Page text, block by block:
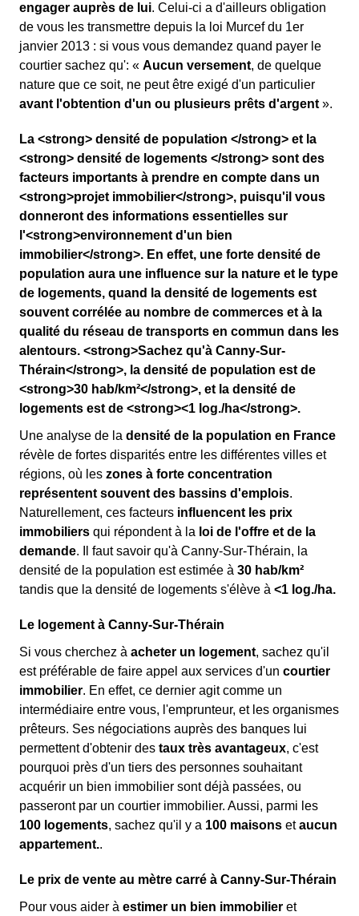
engager auprès de lui. Celui-ci a d'ailleurs obligation
de vous les transmettre depuis la loi Murcef du 1er
janvier 2013 : si vous vous demandez quand payer le
courtier sachez qu': « Aucun versement, de quelque
nature que ce soit, ne peut être exigé d'un particulier
avant l'obtention d'un ou plusieurs prêts d'argent ».
La <strong> densité de population </strong> et la
<strong> densité de logements </strong> sont des
facteurs importants à prendre en compte dans un
<strong>projet immobilier</strong>, puisqu'il vous
donneront des informations essentielles sur
l'<strong>environnement d'un bien
immobilier</strong>. En effet, une forte densité de
population aura une influence sur la nature et le type
de logements, quand la densité de logements est
souvent corrélée au nombre de commerces et à la
qualité du réseau de transports en commun dans les
alentours. <strong>Sachez qu'à Canny-Sur-
Thérain</strong>, la densité de population est de
<strong>30 hab/km²</strong>, et la densité de
logements est de <strong><1 log./ha</strong>.
Une analyse de la densité de la population en France
révèle de fortes disparités entre les différentes villes et
régions, où les zones à forte concentration
représentent souvent des bassins d'emplois.
Naturellement, ces facteurs influencent les prix
immobiliers qui répondent à la loi de l'offre et de la
demande. Il faut savoir qu'à Canny-Sur-Thérain, la
densité de la population est estimée à 30 hab/km²
tandis que la densité de logements s'élève à <1 log./ha.
Le logement à Canny-Sur-Thérain
Si vous cherchez à acheter un logement, sachez qu'il
est préférable de faire appel aux services d'un courtier
immobilier. En effet, ce dernier agit comme un
intermédiaire entre vous, l'emprunteur, et les organismes
prêteurs. Ses négociations auprès des banques lui
permettent d'obtenir des taux très avantageux, c'est
pourquoi près d'un tiers des personnes souhaitant
acquérir un bien immobilier sont déjà passées, ou
passeront par un courtier immobilier. Aussi, parmi les
100 logements, sachez qu'il y a 100 maisons etaucun
appartement..
Le prix de vente au mètre carré à Canny-Sur-Thérain
Pour vous aider à estimer un bien immobilier et